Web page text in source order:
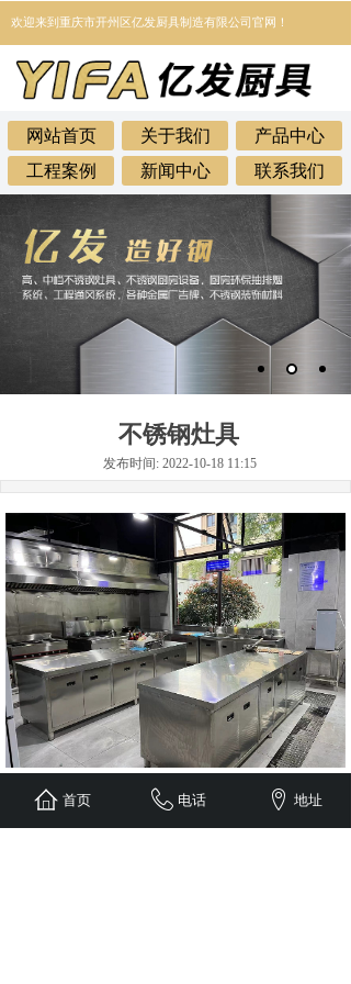
网站首页 关于我们
产品中心
工程案例
新闻中心 联系我们
欢迎来到 重庆市开州区亿发厨具制造有限公司官网！
不锈钢灶具
发布时间: 2022-10-18 11:15
上一个： 不锈钢灶具 下一个： 不锈钢灶具
首页 电话 地址